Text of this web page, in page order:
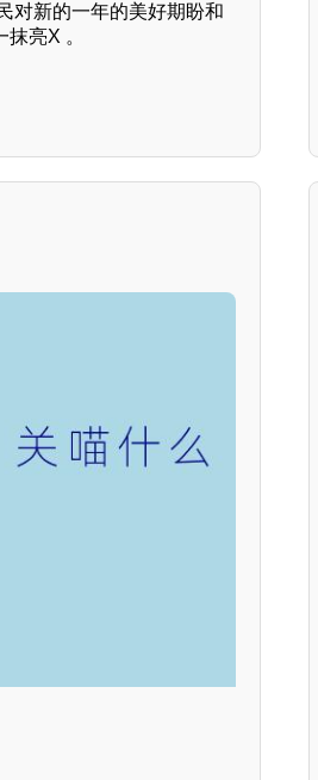
对新的一年的美好期盼和
亮X 。